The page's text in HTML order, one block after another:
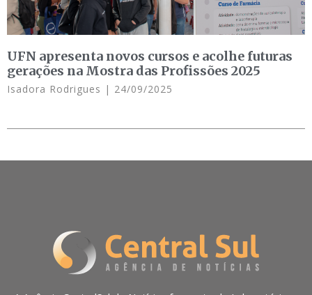
UFN apresenta novos cursos e acolhe futuras
gerações na Mostra das Profissões 2025
Isadora Rodrigues 24/09/2025